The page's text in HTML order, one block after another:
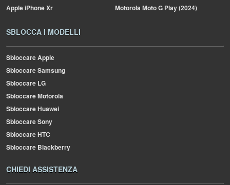
AppleiPhone Xr MotorolaMoto G Play (2024)
SBLOCCA I MODELLI
Sbloccare Apple
Sbloccare Samsung
Sbloccare LG
Sbloccare Motorola
Sbloccare Huawei
Sbloccare Sony
Sbloccare HTC
Sbloccare Blackberry
CHIEDI ASSISTENZA